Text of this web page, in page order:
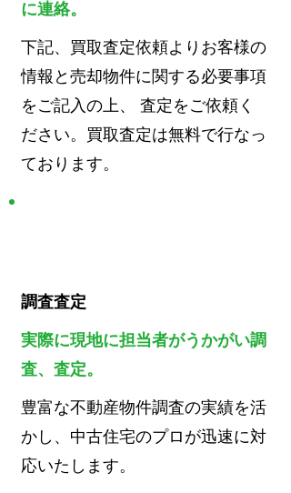
に連絡。
下記、買取査定依頼よりお客様の
情報と売却物件に関する必要事項
をご記入の上、 査定をご依頼く
ださい。買取査定は無料で行なっ
ております。
調査査定
実際に現地に担当者がうかがい調
査、査定。
豊富な不動産物件調査の実績を活
かし、中古住宅のプロが迅速に対
応いたします。